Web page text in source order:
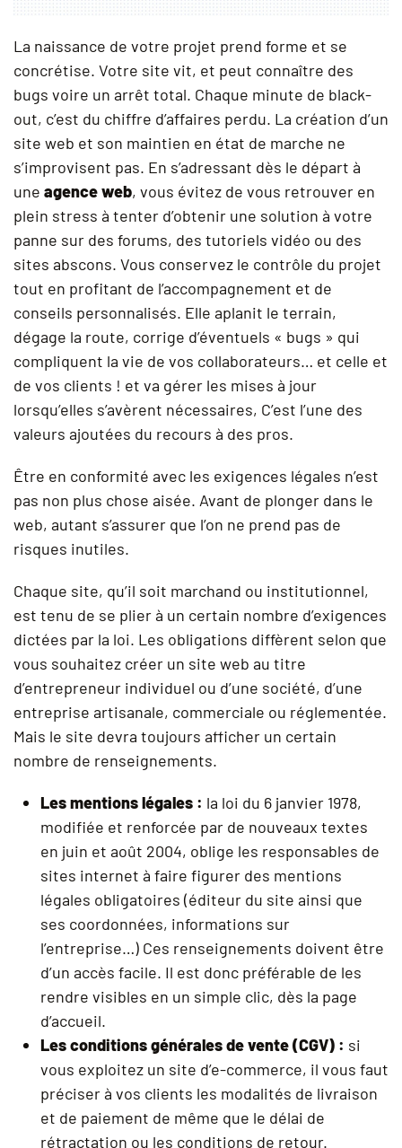
La naissance de votre projet prend forme et se
concrétise. Votre site vit, et peut connaître des
bugs voire un arrêt total. Chaque minute de black-
out, c’est du chiffre d’affaires perdu. La création d’un
site web et son maintien en état de marche ne
s’improvisent pas. En s’adressant dès le départ à
une agence web, vous évitez de vous retrouver en
plein stress à tenter d’obtenir une solution à votre
panne sur des forums, des tutoriels vidéo ou des
sites abscons. Vous conservez le contrôle du projet
tout en profitant de l’accompagnement et de
conseils personnalisés. Elle aplanit le terrain,
dégage la route, corrige d’éventuels « bugs » qui
compliquent la vie de vos collaborateurs… et celle et
de vos clients ! et va gérer les mises à jour
lorsqu’elles s’avèrent nécessaires, C’est l’une des
valeurs ajoutées du recours à des pros.
Être en conformité avec les exigences légales n’est
pas non plus chose aisée. Avant de plonger dans le
web, autant s’assurer que l’on ne prend pas de
risques inutiles.
Chaque site, qu’il soit marchand ou institutionnel,
est tenu de se plier à un certain nombre d’exigences
dictées par la loi. Les obligations diffèrent selon que
vous souhaitez créer un site web au titre
d’entrepreneur individuel ou d’une société, d’une
entreprise artisanale, commerciale ou réglementée.
Mais le site devra toujours afficher un certain
nombre de renseignements.
Les mentions légales : la loi du 6 janvier 1978,
modifiée et renforcée par de nouveaux textes
en juin et août 2004, oblige les responsables de
sites internet à faire figurer des mentions
légales obligatoires (éditeur du site ainsi que
ses coordonnées, informations sur
l’entreprise…) Ces renseignements doivent être
d’un accès facile. Il est donc préférable de les
rendre visibles en un simple clic, dès la page
d’accueil.
Les conditions générales de vente (CGV) : si
vous exploitez un site d’e-commerce, il vous faut
préciser à vos clients les modalités de livraison
et de paiement de même que le délai de
rétractation ou les conditions de retour.